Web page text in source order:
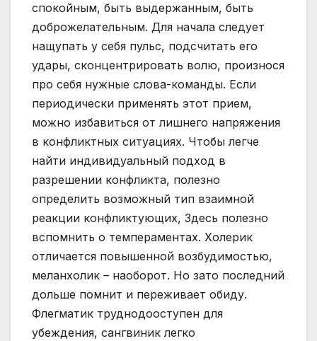
спокойным, быть выдержанным, быть
доброжелательным. Для начала следует
нащупать у себя пульс, подсчитать его
удары, сконцентрировать волю, произнося
про себя нужные слова-команды. Если
периодически применять этот прием,
можно избавиться от лишнего напряжения
в конфликтных ситуациях. Чтобы легче
найти индивидуальный подход в
разрешении конфликта, полезно
определить возможный тип взаимной
реакции конфликтующих, Здесь полезно
вспомнить о темпераментах. Холерик
отличается повышенной возбудимостью,
меланхолик – наоборот. Но зато последний
дольше помнит и переживает обиду.
Флегматик труднодооступен для
убеждения, сангвиник легко